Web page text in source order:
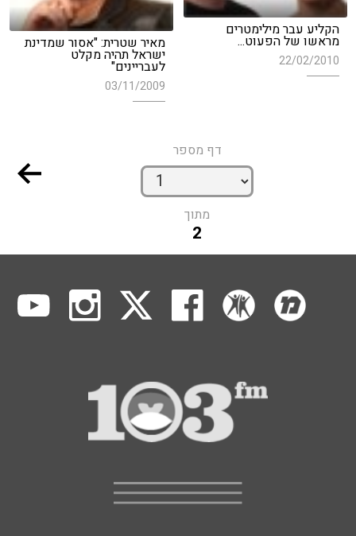
הקליע עבר מילימטרים
מראשו של הפעוט...
22/02/2010
מאיר שטרית: "אסור שמדינת
ישראל תהיה מקלט
לעבריינים"
03/11/2009
דף מספר
מתוך
2